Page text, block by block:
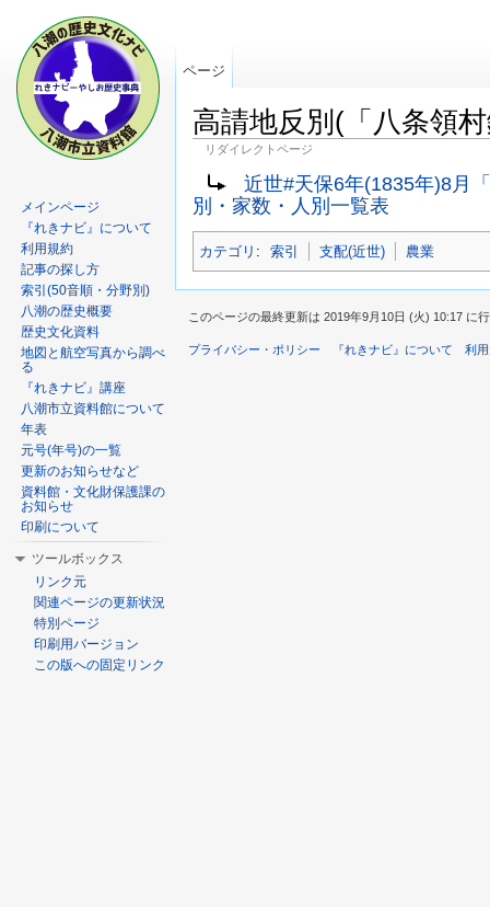
高請地反別(「八条領
リダイレクトページ
近世#天保6年(1835年)8月
別・家数・人別一覧表
カテゴリ : 索引 支配(近世) 農業
ページ
メインページ
『れきナビ』について
利用規約
記事の探し方
索引(50音順・分野別)
八潮の歴史概要
歴史文化資料
地図と航空写真から調べ
る
『れきナビ』講座
八潮市立資料館について
年表
元号(年号)の一覧
更新のお知らせなど
資料館・文化財保護課の
お知らせ
印刷について
ツールボックス
リンク元
関連ページの更新状況
特別ページ
印刷用バージョン
この版への固定リンク
このページの最終更新は 2019年9月10日 (火) 10:17 に
プライバシー・ポリシー 『れきナビ』について 利